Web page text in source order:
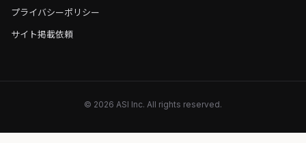
プライバシーポリシー
サイト掲載依頼
© 2026 ASI Inc. All rights reserved.